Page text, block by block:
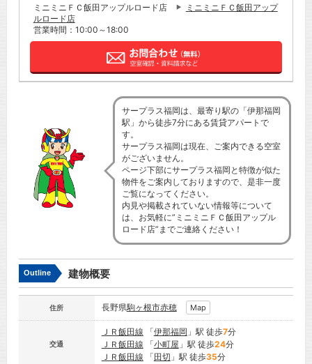
ミニミニＦＣ飯田アップルロード店
ミニミニＦＣ飯田アップ
ルロード店
営業時間：10:00～18:00
サープラス福岡は、最寄り駅の「伊那福岡
駅」から徒歩7分にある賃貸アパートで
す。
サープラス福岡は現在、ご案内できる空室
がございません。
ページ下部にサープラス福岡と特徴が似た
物件をご案内しておりますので、是非一度
ご覧になってください。
内見や掲載されていない情報等について
は、お気軽に”ミニミニＦＣ飯田アップル
ロード店”までご連絡ください！
Outline 建物概要
住所 長野県駒ヶ根市赤穂 Map
交通
ＪＲ飯田線 「伊那福岡 」駅 徒歩7分
ＪＲ飯田線 「小町屋 」駅 徒歩24分
ＪＲ飯田線 「田切 」駅 徒歩35分